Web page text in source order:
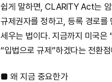
쉽게 말하면, CLARITY Act는
규제권자를 정하고, 등록 경로를
세우는 법이다. 지금까지 미국
“입법으로 규제”하겠다는 전환
■ 왜 지금 중요한가